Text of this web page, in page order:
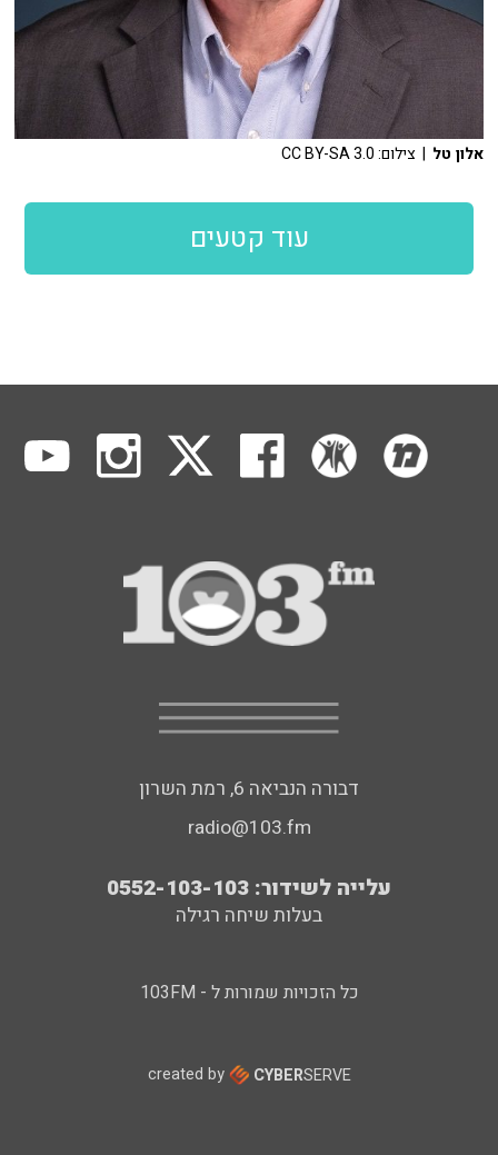
אלון טל | צילום: CC BY-SA 3.0
עוד קטעים
דבורה הנביאה 6, רמת השרון
radio@103.fm
עלייה לשידור: 0552-103-103
בעלות שיחה רגילה
כל הזכויות שמורות ל - 103FM
created by CYBERSERVE